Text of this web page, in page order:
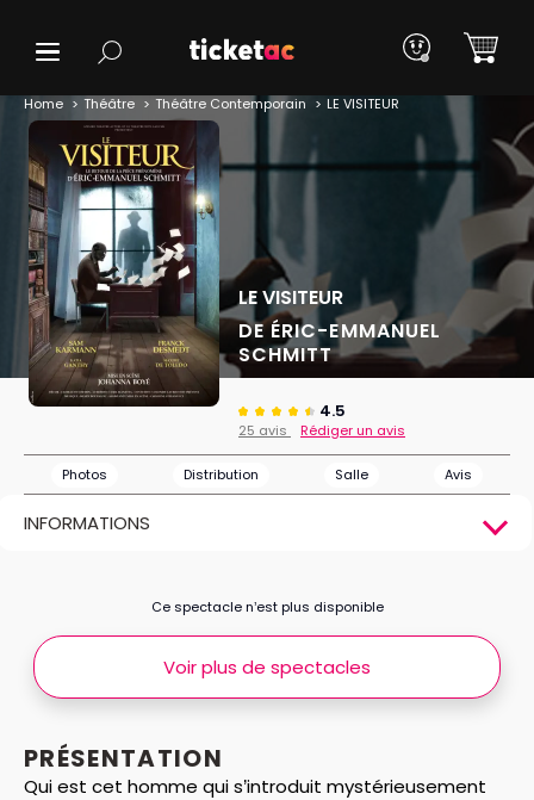
Home Théâtre Théâtre Contemporain LE VISITEUR
LE VISITEUR
DE ÉRIC-EMMANUEL
SCHMITT
4.5
25 avis Rédiger un avis
Photos Distribution Salle Avis
INFORMATIONS
PRÉSENTATION
Qui est cet homme qui s’introduit mystérieusement
Ce spectacle n’est plus disponible
Voir plus de spectacles